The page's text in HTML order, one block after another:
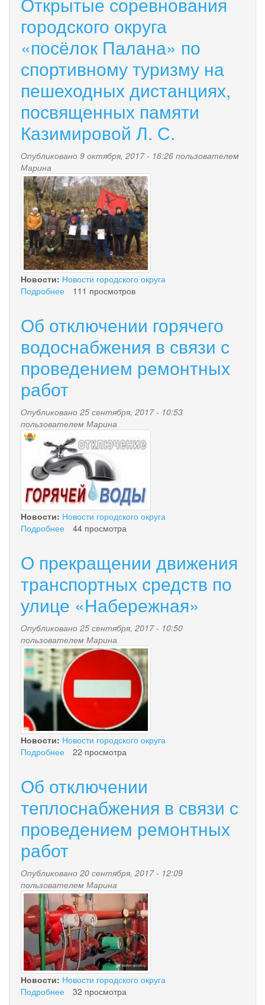
обсуждениях
проекту
муниципальной
программы
«Формирование
комфортной
городской
среды
в
городском
округе
Палана»
на
2018
-
2022
годы»
городского округа
«посёлок Палана» по
спортивному туризму на
пешеходных дистанциях,
посвященных памяти
Казимировой Л. С.
Опубликовано 9 октября, 2017 - 16:26 пользователем
Марина
na_zastavku_i_v_tekst.jpg
Новости: Новости городского округа
Подробнее
городского
«посёлок
по
спортивному
туризму
на
пешеходных
дистанциях,
посвященных
памяти
Казимировой
С.
111 просмотров
Об отключении горячего
водоснабжения в связи с
проведением ремонтных
работ
Опубликовано 25 сентября, 2017 - 10:53
пользователем Марина
oo.jpg
Новости: Новости городского округа
Подробнее
горячего
водоснабжения
в
с
проведением
ремонтных
работ
44 просмотра
О прекращении движения
транспортных средств по
улице «Набережная»
Опубликовано 25 сентября, 2017 - 10:50
пользователем Марина
dzh.jpg
Новости: Новости городского округа
Подробнее
движения
транспортных
средств
улице
«Набережная»
22 просмотра
Об отключении
теплоснабжения в связи с
проведением ремонтных
работ
Опубликовано 20 сентября, 2017 - 12:09
пользователем Марина
i.jpg
Новости: Новости городского округа
Подробнее
32 просмотра